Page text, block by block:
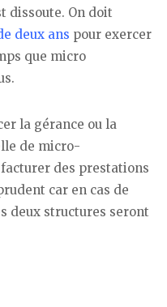
dissoute. On doit
deux ans pour exercer
que micro
la gérance ou la
de micro-
des prestations
car en cas de
deux structures seront